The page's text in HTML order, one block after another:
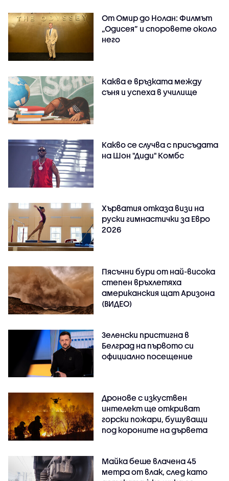
От Омир до Нолан: Филмът
„Одисея” и споровете около
него
Каква е връзката между
съня и успеха в училище
Какво се случва с присъдата
на Шон "Диди" Комбс
Хърватия отказа визи на
руски гимнастички за Евро
2026
Пясъчни бури от най-висока
степен връхлетяха
американския щат Аризона
(ВИДЕО)
Зеленски пристигна в
Белград на първото си
официално посещение
Дронове с изкуствен
интелект ще откриват
горски пожари, бушуващи
под короните на дървета
Майка беше влачена 45
метра от влак, след като